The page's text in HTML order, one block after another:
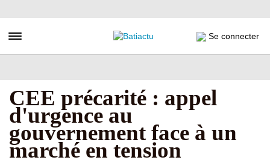
au
principal
Toggle navigation Se connecter
CEE précarité : appel
d'urgence au
gouvernement face à un
marché en tension